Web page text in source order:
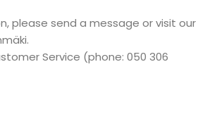
please send a message or visit our
Service (phone: 050 306